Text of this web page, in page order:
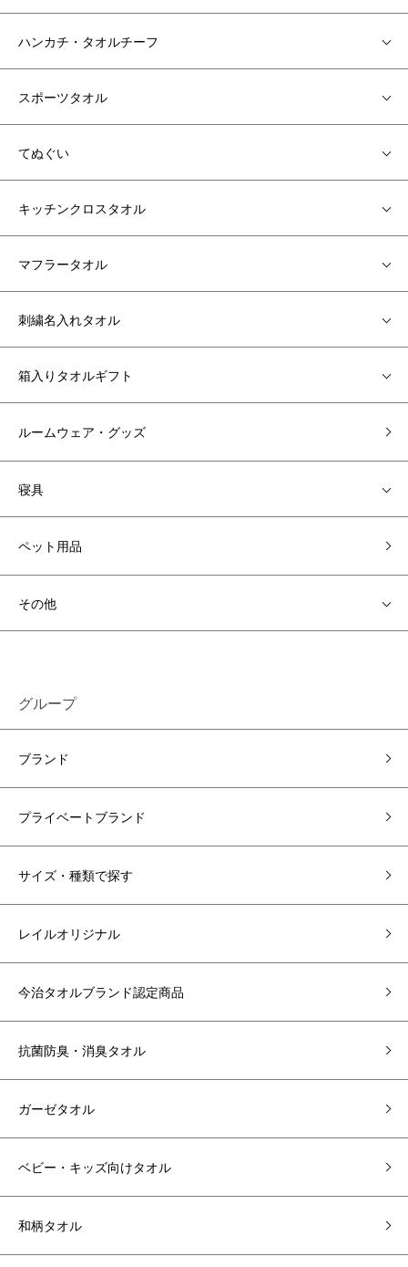
ハンカチ・タオルチーフ
スポーツタオル
てぬぐい
キッチンクロスタオル
マフラータオル
刺繍名入れタオル
箱入りタオルギフト
ルームウェア・グッズ
寝具
ペット用品
その他
グループ
ブランド
プライベートブランド
サイズ・種類で探す
レイルオリジナル
今治タオルブランド認定商品
抗菌防臭・消臭タオル
ガーゼタオル
ベビー・キッズ向けタオル
和柄タオル